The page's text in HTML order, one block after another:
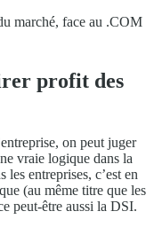
marché, face au .COM
profit des
on peut juger
vraie logique dans la
entreprises, c’est en
(au même titre que les
peut-être aussi la DSI.